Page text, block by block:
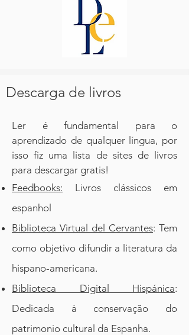
Descarga de livros
Ler é fundamental para o
aprendizado de qualquer língua, por
isso fiz uma lista de sites de livros
para descargar gratis!
Feedbooks: Livros clássicos em
espanhol
Biblioteca Virtual del Cervantes: Tem
como objetivo difundir a literatura da
hispano-americana.
Biblioteca Digital Hispánica:
Dedicada à conservação do
patrimonio cultural da Espanha.